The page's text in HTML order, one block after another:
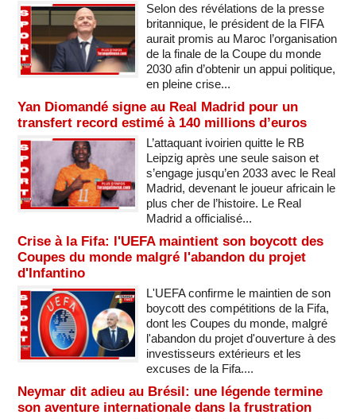
Selon des révélations de la presse
britannique, le président de la FIFA
aurait promis au Maroc l’organisation
de la finale de la Coupe du monde
2030 afin d’obtenir un appui politique,
en pleine crise...
Yan Diomandé signe au Real Madrid pour un
transfert record estimé à 140 millions d’euros
L’attaquant ivoirien quitte le RB
Leipzig après une seule saison et
s’engage jusqu’en 2033 avec le Real
Madrid, devenant le joueur africain le
plus cher de l’histoire. Le Real
Madrid a officialisé...
Crise à la Fifa: l'UEFA maintient son boycott des
Coupes du monde malgré l'abandon du projet
d'Infantino
L'UEFA confirme le maintien de son
boycott des compétitions de la Fifa,
dont les Coupes du monde, malgré
l'abandon du projet d'ouverture à des
investisseurs extérieurs et les
excuses de la Fifa....
Neymar dit adieu au Brésil: une légende termine
son aventure internationale dans la frustration